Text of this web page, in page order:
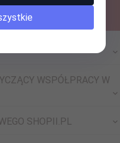
WSPÓŁPRACY W
SHOPII.PL